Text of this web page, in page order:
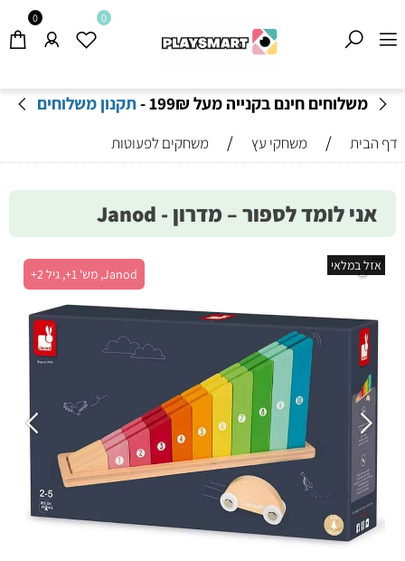
משלוחים חינם בקנייה מעל 199 ₪
- תקנון משלוחים
0 0
דף הבית / משחקי עץ / משחקים לפעוטות
אני לומד לספור – מדרון - Janod
Janod, מש' 1+, גיל 2+
אזל במלאי